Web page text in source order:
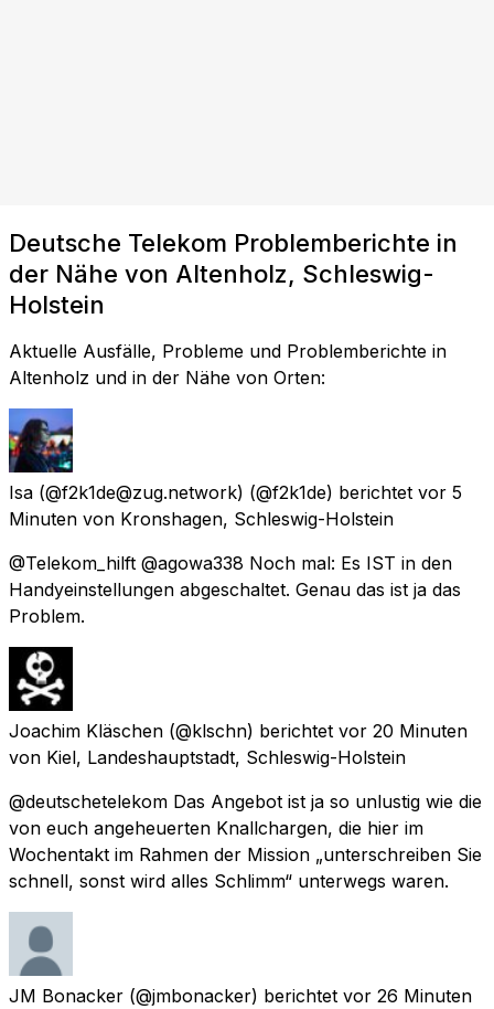
Deutsche Telekom Problemberichte in
der Nähe von Altenholz, Schleswig-
Holstein
Aktuelle Ausfälle, Probleme und Problemberichte in
Altenholz und in der Nähe von Orten:
Isa (@f2k1de@zug.network) (@f2k1de) berichtet vor 5
Minuten von Kronshagen, Schleswig-Holstein
@Telekom_hilft @agowa338 Noch mal: Es IST in den
Handyeinstellungen abgeschaltet. Genau das ist ja das
Problem.
Joachim Kläschen (@klschn) berichtet vor 20 Minuten
von Kiel, Landeshauptstadt, Schleswig-Holstein
@deutschetelekom Das Angebot ist ja so unlustig wie die
von euch angeheuerten Knallchargen, die hier im
Wochentakt im Rahmen der Mission „unterschreiben Sie
schnell, sonst wird alles Schlimm“ unterwegs waren.
JM Bonacker (@jmbonacker) berichtet vor 26 Minuten